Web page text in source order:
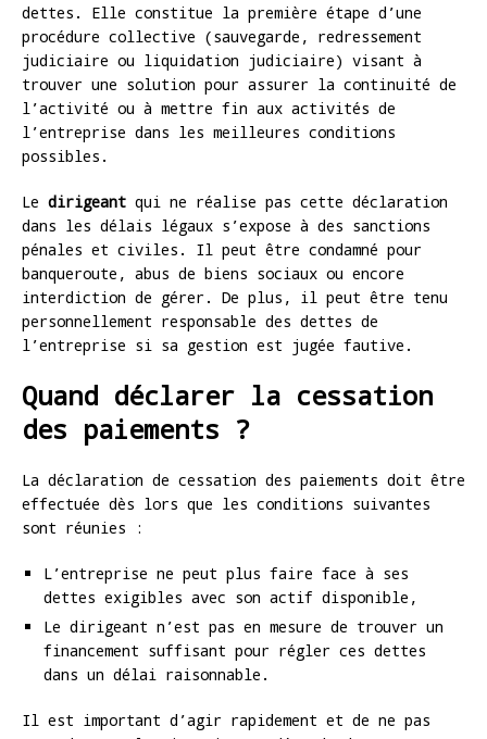
dettes. Elle constitue la première étape d’une
procédure collective (sauvegarde, redressement
judiciaire ou liquidation judiciaire) visant à
trouver une solution pour assurer la continuité de
l’activité ou à mettre fin aux activités de
l’entreprise dans les meilleures conditions
possibles.
Le dirigeant qui ne réalise pas cette déclaration
dans les délais légaux s’expose à des sanctions
pénales et civiles. Il peut être condamné pour
banqueroute, abus de biens sociaux ou encore
interdiction de gérer. De plus, il peut être tenu
personnellement responsable des dettes de
l’entreprise si sa gestion est jugée fautive.
Quand déclarer la cessation
des paiements ?
La déclaration de cessation des paiements doit être
effectuée dès lors que les conditions suivantes
sont réunies :
L’entreprise ne peut plus faire face à ses
dettes exigibles avec son actif disponible,
Le dirigeant n’est pas en mesure de trouver un
financement suffisant pour régler ces dettes
dans un délai raisonnable.
Il est important d’agir rapidement et de ne pas